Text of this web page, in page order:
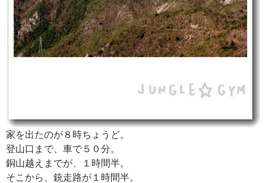
家を出たのが８時ちょうど。
登山口まで、車で５０分。
銅山越えまでが、１時間半。
そこから、銃走路が１時間半。